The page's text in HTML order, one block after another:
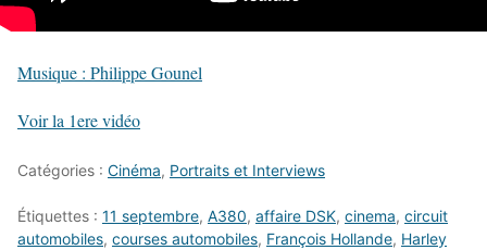
Musique : Philippe Gounel
Voir la 1ere vidéo
Catégories : Cinéma, Portraits et Interviews
Étiquettes : 11 septembre, A380, affaire DSK, cinema, circuit
automobiles, courses automobiles, François Hollande, Harley